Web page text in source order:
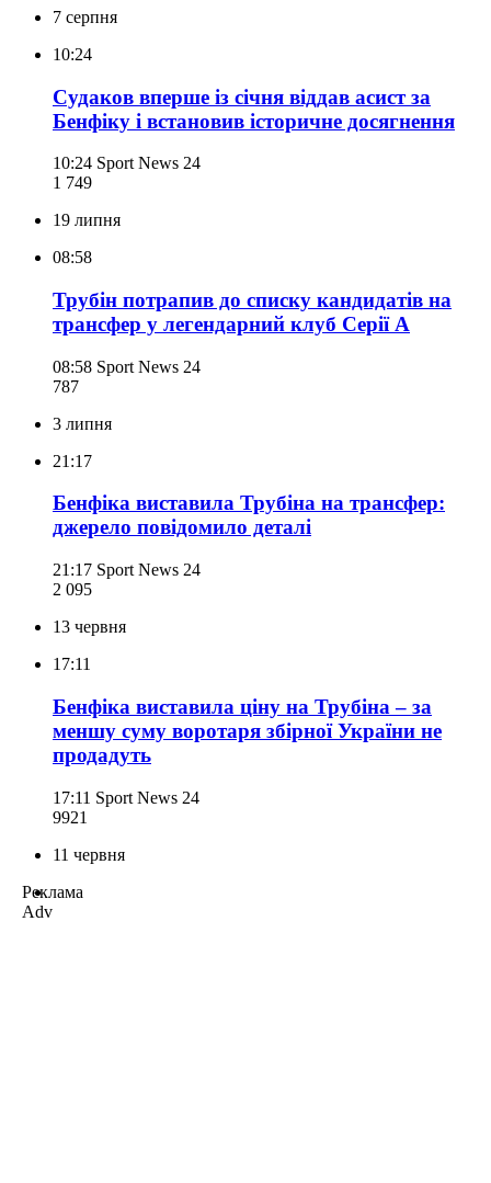
7 серпня
10:24
Судаков вперше із січня віддав асист за
Бенфіку і встановив історичне досягнення
10:24 Sport News 24
1 749
19 липня
08:58
Трубін потрапив до списку кандидатів на
трансфер у легендарний клуб Серії А
08:58 Sport News 24
787
3 липня
21:17
Бенфіка виставила Трубіна на трансфер:
джерело повідомило деталі
21:17 Sport News 24
2 095
13 червня
17:11
Бенфіка виставила ціну на Трубіна – за
меншу суму воротаря збірної України не
продадуть
17:11 Sport News 24
9921
11 червня
Реклама
Adv